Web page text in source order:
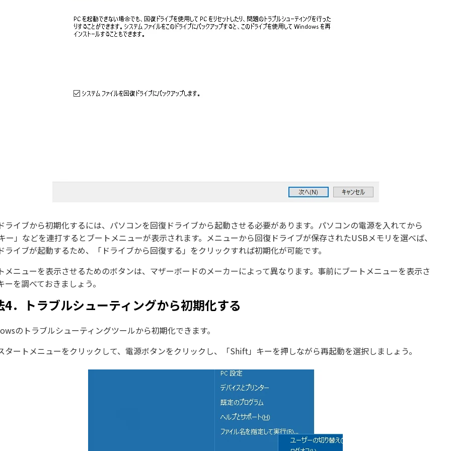
ライブから初期化するには、パソコンを回復ドライブから起動させる必要があります。パソコンの電源を入れてから
ー」などを連打するとブートメニューが表示されます。メニューから回復ドライブが保存されたUSBメモリを選べば、
ライブが起動するため、「ドライブから回復する」をクリックすれば初期化が可能です。
メニューを表示させるためのボタンは、マザーボードのメーカーによって異なります。事前にブートメニューを表示さ
ーを調べておきましょう。
4．トラブルシューティングから初期化する
のトラブルシューティングツールから初期化できます。
タートメニューをクリックして、電源ボタンをクリックし、「Shift」キーを押しながら再起動を選択しましょう。